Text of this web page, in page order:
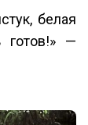
белая
готов!» —